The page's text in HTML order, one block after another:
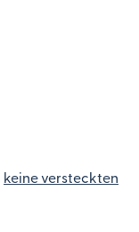
keine versteckten